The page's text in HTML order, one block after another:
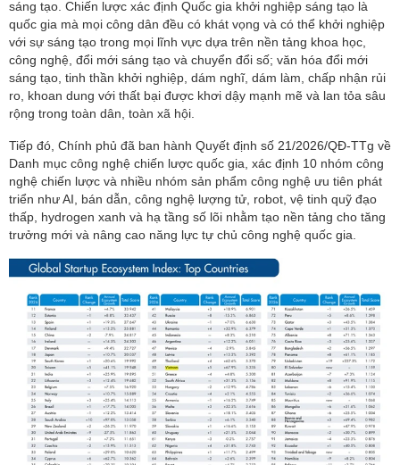
sáng tạo. Chiến lược xác định Quốc gia khởi nghiệp sáng tạo là
quốc gia mà mọi công dân đều có khát vọng và có thể khởi nghiệp
với sự sáng tạo trong mọi lĩnh vực dựa trên nền tảng khoa học,
công nghệ, đổi mới sáng tạo và chuyển đổi số; văn hóa đổi mới
sáng tạo, tinh thần khởi nghiệp, dám nghĩ, dám làm, chấp nhận rủi
ro, khoan dung với thất bại được khơi dậy mạnh mẽ và lan tỏa sâu
rộng trong toàn dân, toàn xã hội.
Tiếp đó, Chính phủ đã ban hành Quyết định số 21/2026/QĐ-TTg về
Danh mục công nghệ chiến lược quốc gia, xác định 10 nhóm công
nghệ chiến lược và nhiều nhóm sản phẩm công nghệ ưu tiên phát
triển như AI, bán dẫn, công nghệ lượng tử, robot, vệ tinh quỹ đạo
thấp, hydrogen xanh và hạ tầng số lõi nhằm tạo nền tảng cho tăng
trưởng mới và nâng cao năng lực tự chủ công nghệ quốc gia.